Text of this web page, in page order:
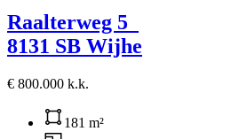
Raalterweg 5
8131 SB Wijhe
€ 800.000 k.k.
181 m²